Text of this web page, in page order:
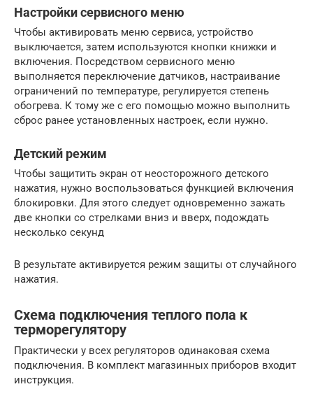
Настройки сервисного меню
Чтобы активировать меню сервиса, устройство
выключается, затем используются кнопки книжки и
включения. Посредством сервисного меню
выполняется переключение датчиков, настраивание
ограничений по температуре, регулируется степень
обогрева. К тому же с его помощью можно выполнить
сброс ранее установленных настроек, если нужно.
Детский режим
Чтобы защитить экран от неосторожного детского
нажатия, нужно воспользоваться функцией включения
блокировки. Для этого следует одновременно зажать
две кнопки со стрелками вниз и вверх, подождать
несколько секунд
В результате активируется режим защиты от случайного
нажатия.
Схема подключения теплого пола к
терморегулятору
Практически у всех регуляторов одинаковая схема
подключения. В комплект магазинных приборов входит
инструкция.